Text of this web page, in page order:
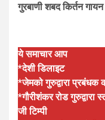
गुरबाणी शबद किर्तन
ये समाचार आप
*देशी डिलाइट
*जेमको गुरुद्वारा प्रबंधक
*गौरीशंकर रोड गुरुद्वारा
जी टिम्पी